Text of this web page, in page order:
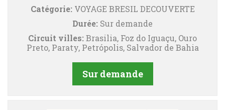
Catégorie:VOYAGE BRESIL DECOUVERTE
Durée: Sur demande
Circuit villes:Brasilia, Foz do Iguaçu, Ouro
Preto, Paraty, Petrópolis, Salvador de Bahia
Sur demande